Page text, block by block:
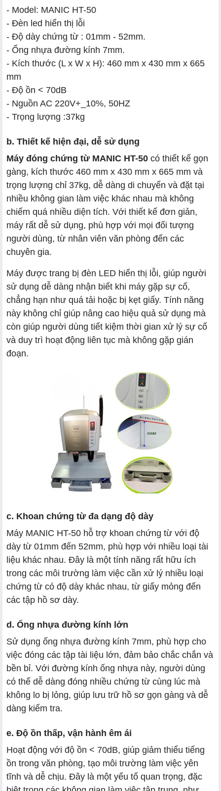
- Model: MANIC HT-50
- Đèn led hiển thị lỗi
- Độ dày chứng từ : 01mm - 52mm.
- Ống nhựa đường kính 7mm.
- Kích thước (L x W x H): 460 mm x 430 mm x 665
mm
- Độ ồn < 70dB
- Nguồn AC 220V+_10%, 50HZ
- Trọng lượng :37kg
b. Thiết kế hiện đại, dễ sử dụng
Máy đóng chứng từ MANIC HT-50 có thiết kế gọn
gàng, kích thước 460 mm x 430 mm x 665 mm và
trọng lượng chỉ 37kg, dễ dàng di chuyển và đặt tại
nhiều không gian làm việc khác nhau mà không
chiếm quá nhiều diện tích. Với thiết kế đơn giản,
máy rất dễ sử dụng, phù hợp với mọi đối tượng
người dùng, từ nhân viên văn phòng đến các
chuyên gia.
Máy được trang bị đèn LED hiển thị lỗi, giúp người
sử dụng dễ dàng nhận biết khi máy gặp sự cố,
chẳng hạn như quá tải hoặc bị kẹt giấy. Tính năng
này không chỉ giúp nâng cao hiệu quả sử dụng mà
còn giúp người dùng tiết kiệm thời gian xử lý sự cố
và duy trì hoạt động liên tục mà không gặp gián
đoạn.
c. Khoan chứng từ đa dạng độ dày
Máy MANIC HT-50 hỗ trợ khoan chứng từ với độ
dày từ 01mm đến 52mm, phù hợp với nhiều loại tài
liệu khác nhau. Đây là một tính năng rất hữu ích
trong các môi trường làm việc cần xử lý nhiều loại
chứng từ có độ dày khác nhau, từ giấy mỏng đến
các tập hồ sơ dày.
d. Ống nhựa đường kính lớn
Sử dụng ống nhựa đường kính 7mm, phù hợp cho
việc đóng các tập tài liệu lớn, đảm bảo chắc chắn và
bền bỉ. Với đường kính ống nhựa này, người dùng
có thể dễ dàng đóng nhiều chứng từ cùng lúc mà
không lo bị lỏng, giúp lưu trữ hồ sơ gọn gàng và dễ
dàng kiểm tra.
e. Độ ồn thấp, vận hành êm ái
Hoạt động với độ ồn < 70dB, giúp giảm thiểu tiếng
ồn trong văn phòng, tạo môi trường làm việc yên
tĩnh và dễ chịu. Đây là một yếu tố quan trọng, đặc